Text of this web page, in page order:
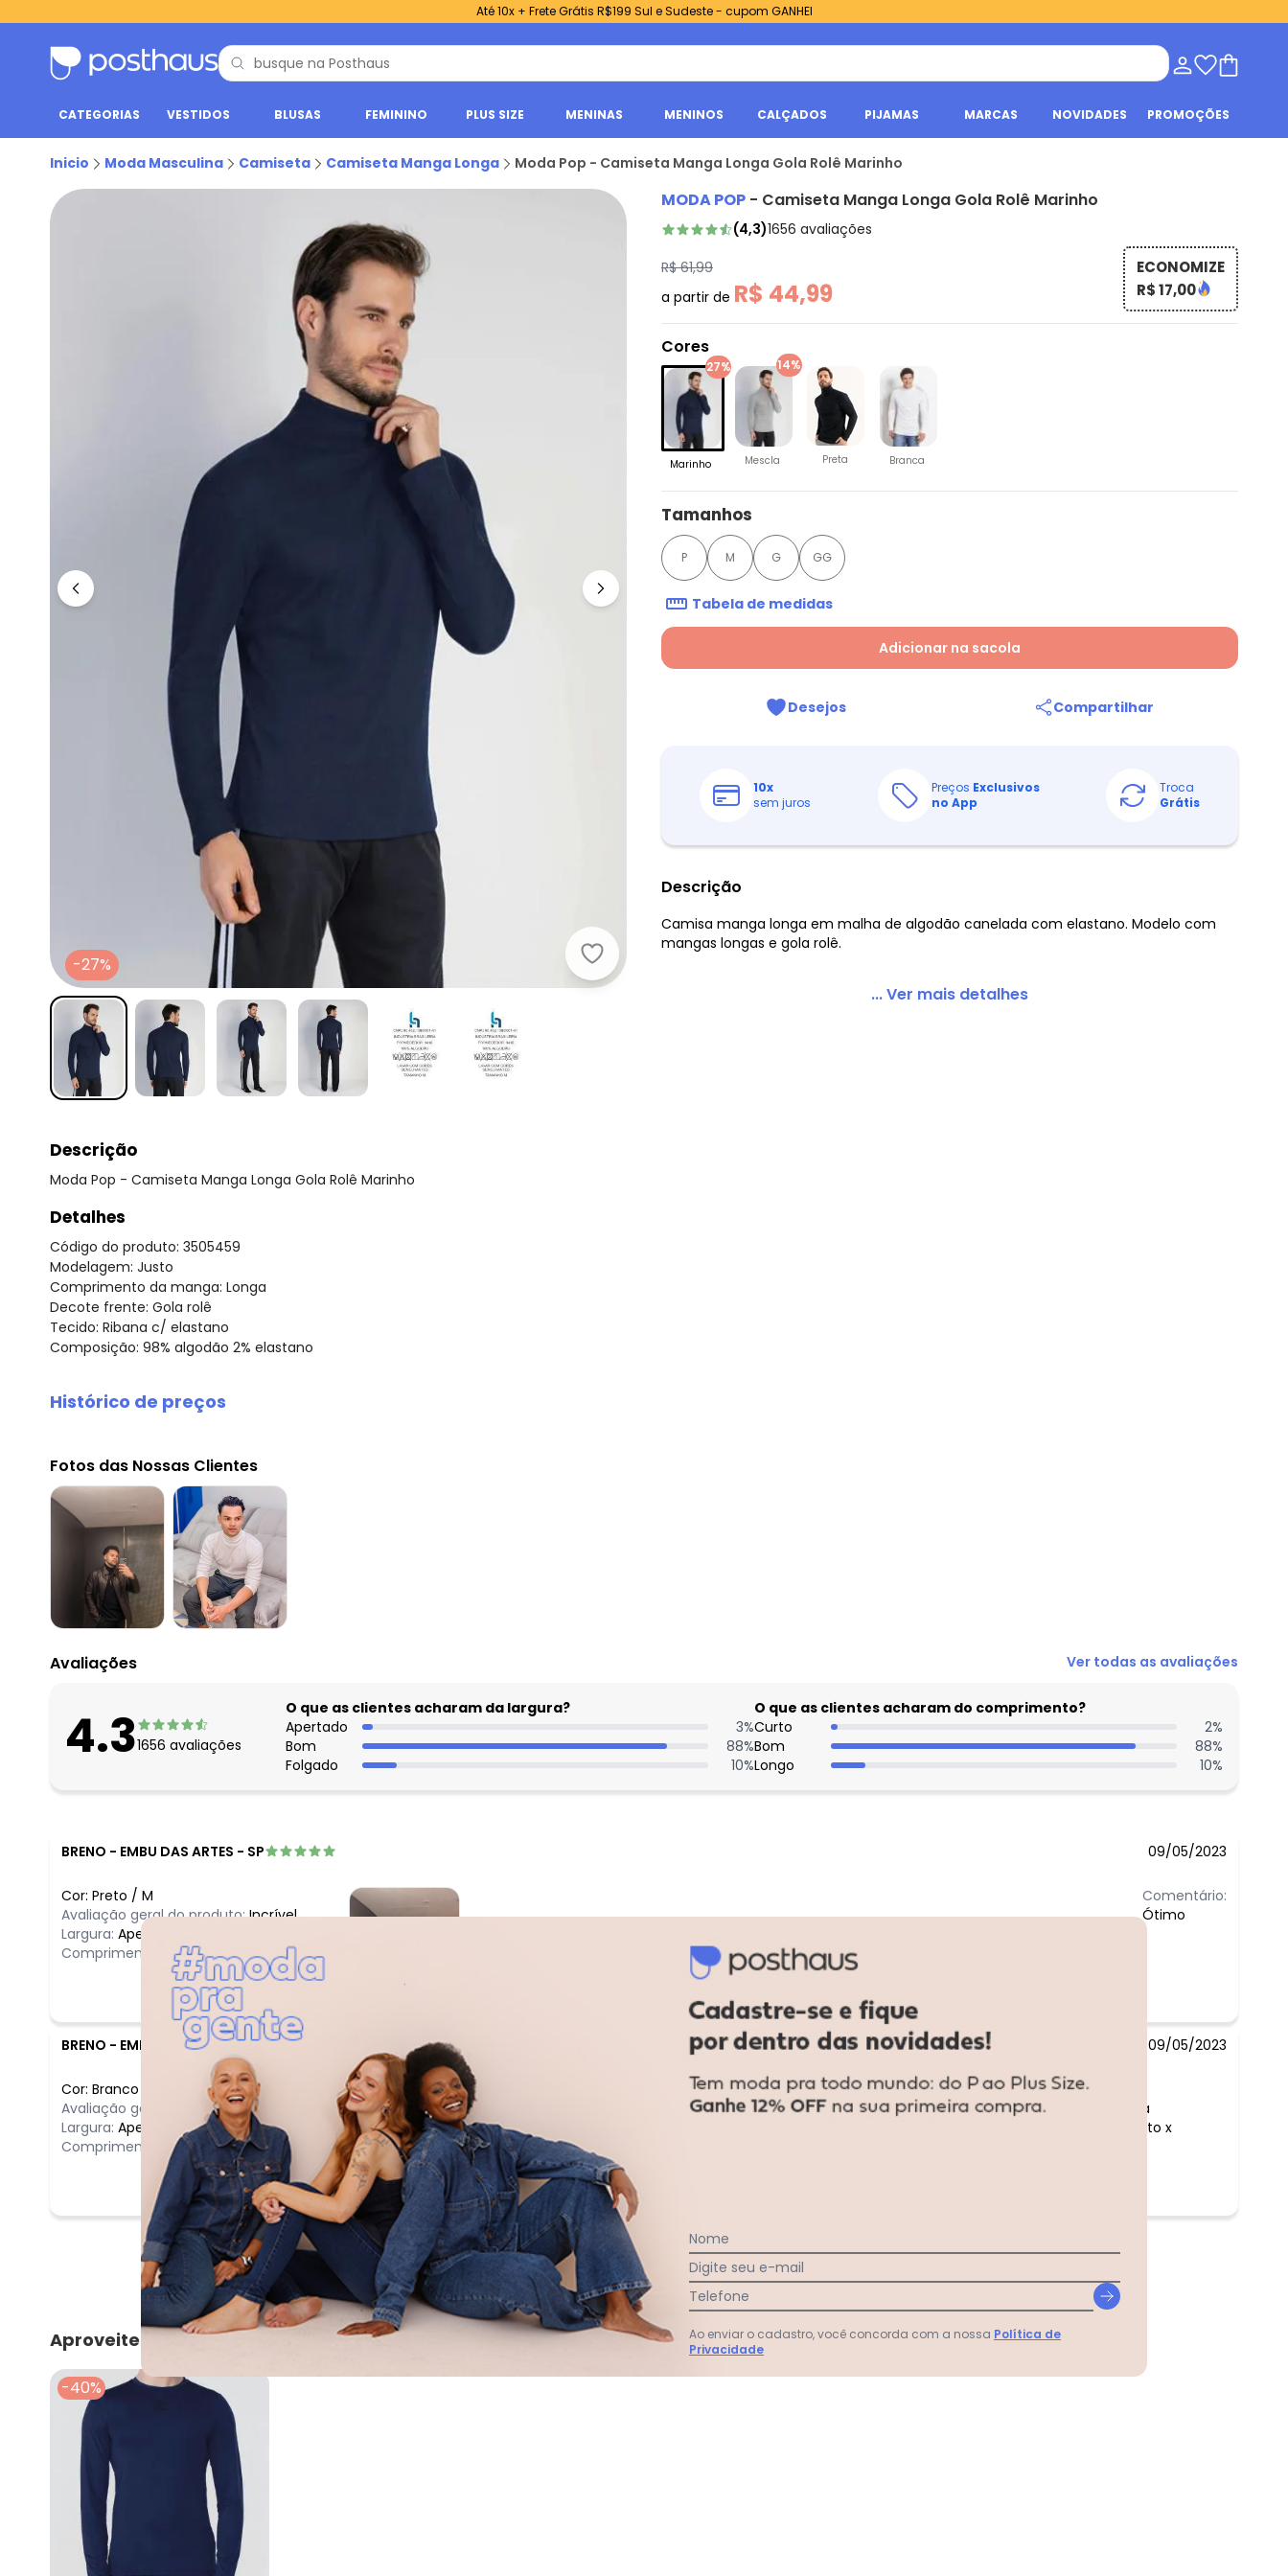
Até 10x + Frete Grátis R$199 Sul e Sudeste - cupom GANHEI
CATEGORIAS VESTIDOS BLUSAS FEMININO PLUS SIZE MENINAS MENINOS CALÇADOS PIJAMAS MARCAS NOVIDADES PROMOÇÕES
Inicio Moda Masculina Camiseta Camiseta Manga Longa Moda Pop - Camiseta Manga Longa Gola Rolê Marinho
Moda Pop - Camiseta Manga Longa Gola Rolê Marinho
-27%
MODA POP - Camiseta Manga Longa Gola Rolê Marinho
(4,3)1656 avaliações
R$ 61,99
a partir de R$ 44,99
ECONOMIZE
R$ 17,00
Cores
27%
Marinho
14%
Mescla Preta Branca
Tamanhos
P M G GG
Tabela de medidas
Adicionar na sacola
Desejos Compartilhar
10x
sem juros
Preços Exclusivos
no App
Troca
Grátis
Descrição
Camisa manga longa em malha de algodão canelada com elastano. Modelo com
mangas longas e gola rolê.
... Ver mais detalhes
Descrição
Moda Pop - Camiseta Manga Longa Gola Rolê Marinho
Detalhes
Código do produto: 3505459
Modelagem: Justo
Comprimento da manga: Longa
Decote frente: Gola rolê
Tecido: Ribana c/ elastano
Composição: 98% algodão 2% elastano
Histórico de preços
agosto/2026
julho/2026
junho/2026
maio/2026
abril/2026
março/2026
fevereiro/2026
Fotos das Nossas Clientes
Avaliações Ver todas as avaliações
4.31656 avaliações
O que as clientes acharam da largura?
Apertado
3%
Bom
88%
Folgado
10%
O que as clientes acharam do comprimento?
Curto
2%
Bom
88%
Longo
10%
BRENO - EMBU DAS ARTES - SP 09/05/2023
Cor: Preto / M
Avaliação geral do produto: Incrível
Largura: Apertado
Comprimento:
Curto
Comentário:
Ótimo
BRENO - EMBU DAS ARTES - SP 09/05/2023
Cor: Branco
Avaliação geral do produto: Incrível
Largura: Apertado
Comprimento:
Curto
Comentário:
vale muito a pena
considerando custo x
Ver todas as avaliações
Aproveite e compre junto
-40%
Nome
Digite seu e-mail
Telefone
Ao enviar o cadastro, você concorda com a nossa Política de
Privacidade